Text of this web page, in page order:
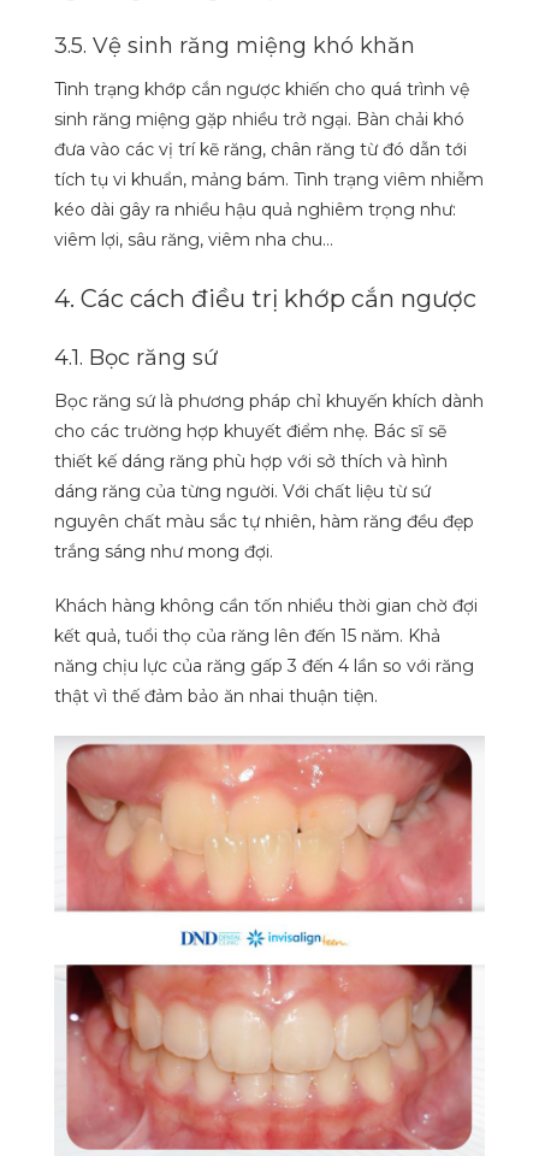
3.5. Vệ sinh răng miệng khó khăn
Tình trạng khớp cắn ngược khiến cho quá trình vệ
sinh răng miệng gặp nhiều trở ngại. Bàn chải khó
đưa vào các vị trí kẽ răng, chân răng từ đó dẫn tới
tích tụ vi khuẩn, mảng bám. Tình trạng viêm nhiễm
kéo dài gây ra nhiều hậu quả nghiêm trọng như:
viêm lợi, sâu răng, viêm nha chu…
4. Các cách điều trị khớp cắn ngược
4.1. Bọc răng sứ
Bọc răng sứ là phương pháp chỉ khuyến khích dành
cho các trường hợp khuyết điểm nhẹ. Bác sĩ sẽ
thiết kế dáng răng phù hợp với sở thích và hình
dáng răng của từng người. Với chất liệu từ sứ
nguyên chất màu sắc tự nhiên, hàm răng đều đẹp
trắng sáng như mong đợi.
Khách hàng không cần tốn nhiều thời gian chờ đợi
kết quả, tuổi thọ của răng lên đến 15 năm. Khả
năng chịu lực của răng gấp 3 đến 4 lần so với răng
thật vì thế đảm bảo ăn nhai thuận tiện.